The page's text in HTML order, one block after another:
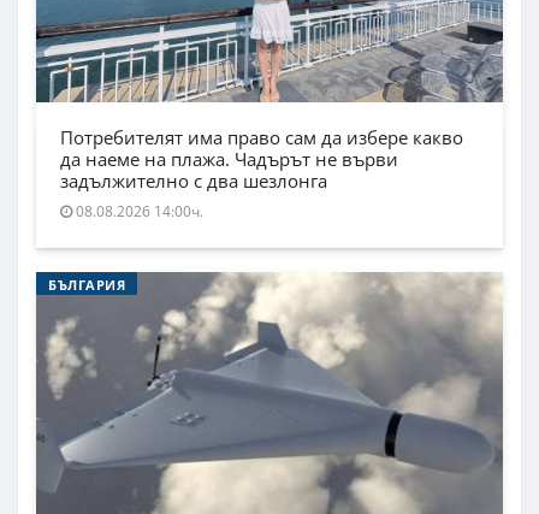
Потребителят има право сам да избере какво
да наеме на плажа. Чадърът не върви
задължително с два шезлонга
08.08.2026 14:00ч.
БЪЛГАРИЯ